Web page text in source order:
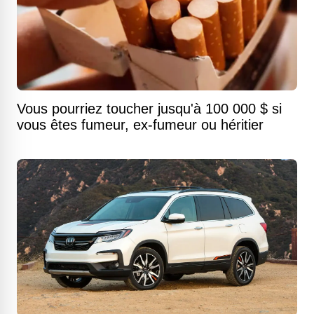
Vous pourriez toucher jusqu'à 100 000 $ si
vous êtes fumeur, ex-fumeur ou héritier